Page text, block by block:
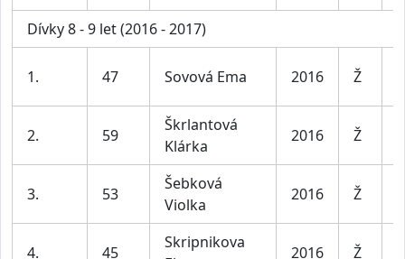
Dívky 8 - 9 let (2016 - 2017)
1. 47 Sovová Ema 2016 Ž
2. 59
Škrlantová
Klárka
2016 Ž
3. 53
Šebková
Violka
2016 Ž
4. 45
Skripnikova
2016 Ž